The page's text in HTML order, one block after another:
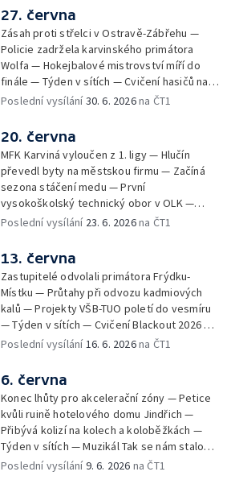
150 let od narození Jana Čapka
27. června
Zásah proti střelci v Ostravě-Zábřehu —
Policie zadržela karvinského primátora
Wolfa — Hokejbalové mistrovství míří do
finále — Týden v sítích — Cvičení hasičů na
letišti v Mošnově — Od července povinná
Poslední vysílání30. 6. 2026na ČT1
20. června
MFK Karviná vyloučen z 1. ligy — Hlučín
převedl byty na městskou firmu — Začíná
sezona stáčení medu — První
vysokoškolský technický obor v OLK —
Týden v sítích — Tanky Leopard 2A4
četníka z Liptaňské tragédie
Poslední vysílání 23. 6. 2026na ČT1
13. června
Zastupitelé odvolali primátora Frýdku-
Místku — Průtahy při odvozu kadmiových
kalů — Projekty VŠB-TUO poletí do vesmíru
— Týden v sítích — Cvičení Blackout 2026 —
Budeme sledovat
Poslední vysílání16. 6. 2026na ČT1
6. června
Konec lhůty pro akcelerační zóny — Petice
kvůli ruině hotelového domu Jindřich —
Přibývá kolizí na kolech a koloběžkách —
Týden v sítích — Muzikál Tak se nám stalo
končí — Pěchotní srub otevřen pro
Poslední vysílání9. 6. 2026 na ČT1